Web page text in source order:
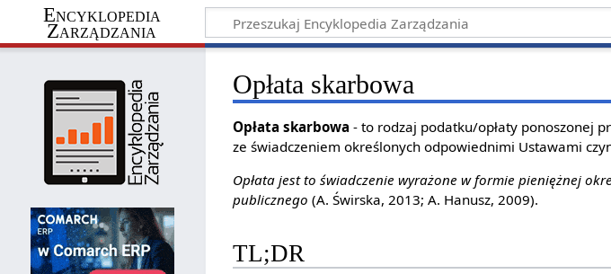
Encyklopedia
Zarządzania
Opłata skarbowa
Opłata skarbowa - to rodzaj podatku/opłaty ponoszonej
ze świadczeniem określonych odpowiednimi Ustawami
Opłata jest to świadczenie wyrażone w formie pieniężnej
publicznego (A. Świrska, 2013; A. Hanusz, 2009).
TL;DR